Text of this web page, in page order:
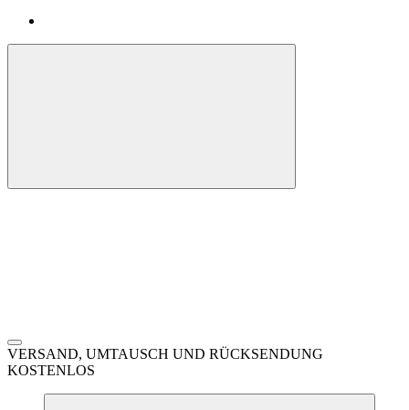
VERSAND, UMTAUSCH UND RÜCKSENDUNG
KOSTENLOS